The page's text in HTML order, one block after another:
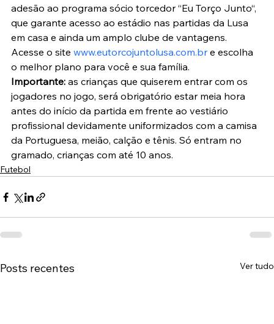
adesão ao programa sócio torcedor “Eu Torço Junto“,
que garante acesso ao estádio nas partidas da Lusa
em casa e ainda um amplo clube de vantagens.
Acesse o site www.eutorcojuntolusa.com.br e escolha
o melhor plano para você e sua família.
Importante: as crianças que quiserem entrar com os
jogadores no jogo, será obrigatório estar meia hora
antes do início da partida em frente ao vestiário
profissional devidamente uniformizados com a camisa
da Portuguesa, meião, calção e tênis. Só entram no
gramado, crianças com até 10 anos.
Futebol
Posts recentes Ver tudo